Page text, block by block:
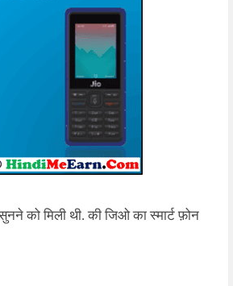
को मिली थी. की जिओ का स्मार्ट फ़ोन